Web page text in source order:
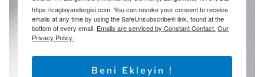
https://caglayandergisi.com. You can revoke your consent to receive
emails at any time by using the SafeUnsubscribe® link, found at the
bottom of every email. Emails are serviced by Constant Contact. Our
Privacy Policy.
Beni Ekleyin !